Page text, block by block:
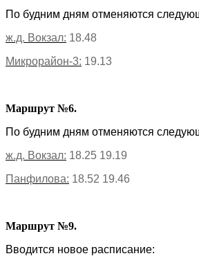
По будним дням отменяются
ж.д. Вокзал: 18.48
Микрорайон-3: 19.13
Маршрут №6.
По будним дням отменяются
ж.д. Вокзал: 18.25 19.19
Панфилова: 18.52 19.46
Маршрут №9.
Вводится новое расписание: